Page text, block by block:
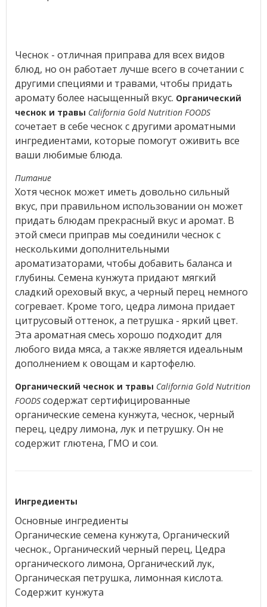
Чеснок - отличная приправа для всех видов
блюд, но он работает лучше всего в сочетании с
другими специями и травами, чтобы придать
аромату более насыщенный вкус. Органический
чеснок и травы California Gold Nutrition FOODS
сочетает в себе чеснок с другими ароматными
ингредиентами, которые помогут оживить все
ваши любимые блюда.
Питание
Хотя чеснок может иметь довольно сильный
вкус, при правильном использовании он может
придать блюдам прекрасный вкус и аромат. В
этой смеси приправ мы соединили чеснок с
несколькими дополнительными
ароматизаторами, чтобы добавить баланса и
глубины. Семена кунжута придают мягкий
сладкий ореховый вкус, а черный перец немного
согревает. Кроме того, цедра лимона придает
цитрусовый оттенок, а петрушка - яркий цвет.
Эта ароматная смесь хорошо подходит для
любого вида мяса, а также является идеальным
дополнением к овощам и картофелю.
Органический чеснок и травы California Gold Nutrition
FOODSсодержат сертифицированные
органические семена кунжута, чеснок, черный
перец, цедру лимона, лук и петрушку. Он не
содержит глютена, ГМО и сои.
Ингредиенты
Основные ингредиенты
Органические семена кунжута, Органический
чеснок., Органический черный перец, Цедра
органического лимона, Органический лук,
Органическая петрушка, лимонная кислота.
Содержит кунжута